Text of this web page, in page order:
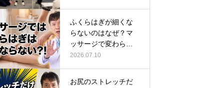
ふくらはぎが細くな
らないのはなぜ？マ
ッサージで変わらな
い根本原因
2026.07.10
お尻のストレッチだ